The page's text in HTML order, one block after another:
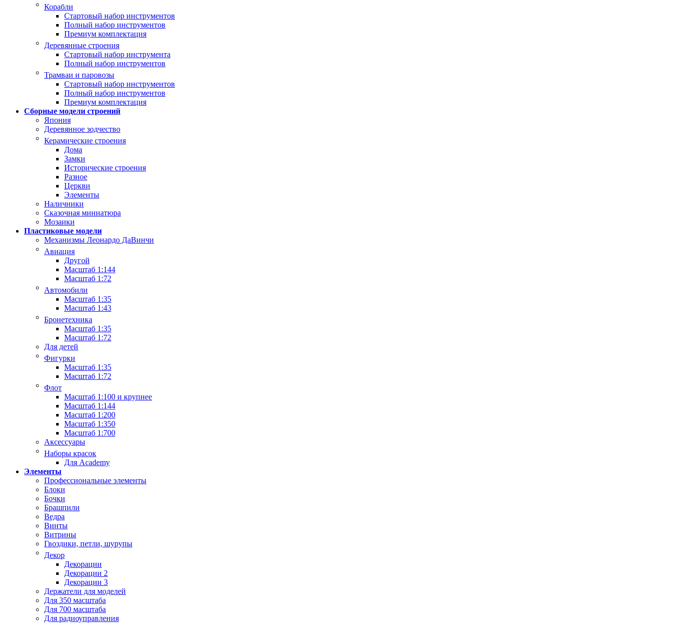
Корабли
Стартовый набор инструментов
Полный набор инструментов
Премиум комплектация
Деревянные строения
Стартовый набор инструмента
Полный набор инструментов
Трамваи и паровозы
Стартовый набор инструментов
Полный набор инструментов
Премиум комплектация
Сборные модели строений
Япония
Деревянное зодчество
Керамические строения
Дома
Замки
Исторические строения
Разное
Церкви
Элементы
Наличники
Сказочная миниатюра
Мозаики
Пластиковые модели
Механизмы Леонардо ДаВинчи
Авиация
Другой
Масштаб 1:144
Масштаб 1:72
Автомобили
Масштаб 1:35
Масштаб 1:43
Бронетехника
Масштаб 1:35
Масштаб 1:72
Для детей
Фигурки
Масштаб 1:35
Масштаб 1:72
Флот
Масштаб 1:100 и крупнее
Масштаб 1:144
Масштаб 1:200
Масштаб 1:350
Масштаб 1:700
Аксессуары
Наборы красок
Для Academy
Элементы
Профессиональные элементы
Блоки
Бочки
Брашпили
Ведра
Винты
Витрины
Гвоздики, петли, шурупы
Декор
Декорации
Декорации 2
Декорации 3
Держатели для моделей
Для 350 масштаба
Для 700 масштаба
Для радиоуправления